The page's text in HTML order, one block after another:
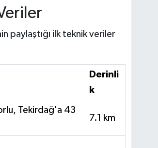
paylaştığı ilk teknik veriler
Derinli
k
Tekirdağ'a 43
7.1 km